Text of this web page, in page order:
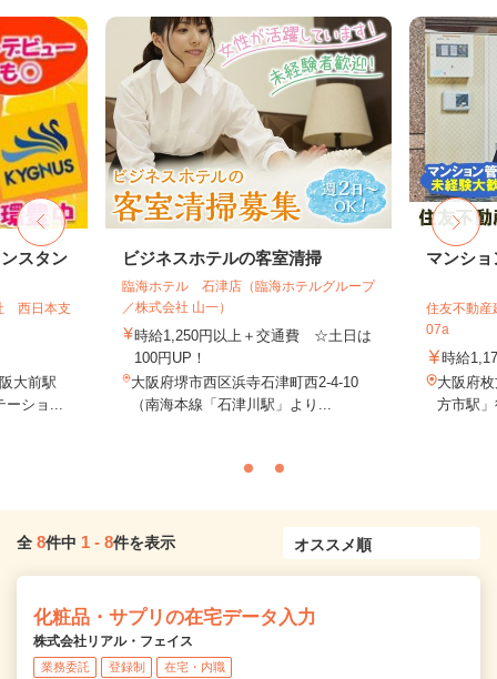
スタン
西日本支
大前駅
ショ...
ビジネスホテルの客室清掃
臨海ホテル 石津店（臨海ホテルグループ
／株式会社 山一）
時給1,250円以上＋交通費 ☆土日は
100円UP！
大阪府堺市西区浜寺石津町西2-4-10
（南海本線「石津川駅」より...
マンシ
住友不動産
07a
時給
大阪府
方市駅
全 8件中 1 - 8件を表示
化粧品・サプリの在宅データ入力
株式会社リアル・フェイス
業務委託 登録制 在宅・内職